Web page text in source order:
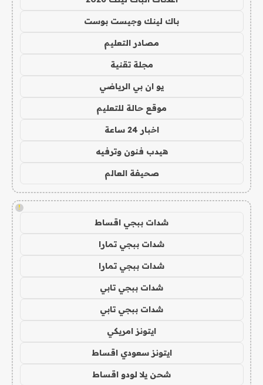
باك لينك وجيست بوست
مصادر التعليم
مجلة تقنية
يو ان بي الرياضي
موقع حالة للتعليم
اخبار 24 ساعة
هيدب فنون وترفيه
صحيفة العالم
!
شدات ببجي اقساط
شدات ببجي تمارا
شدات ببجي تمارا
شدات ببجي تابي
شدات ببجي تابي
ايتونز امريكي
ايتونز سعودي اقساط
شحن يلا لودو اقساط